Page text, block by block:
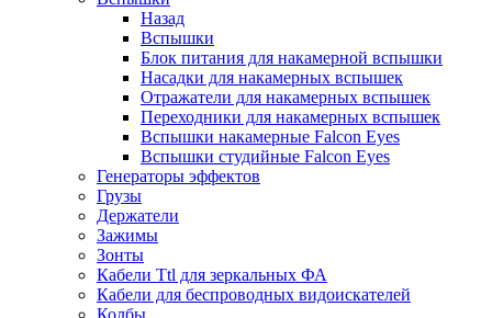
Назад
Вспышки
Блок питания для накамерной вспышки
Насадки для накамерных вспышек
Отражатели для накамерных вспышек
Переходники для накамерных вспышек
Вспышки накамерные Falcon Eyes
Вспышки студийные Falcon Eyes
Генераторы эффектов
Грузы
Держатели
Зажимы
Зонты
Кабели Ttl для зеркальных ФА
Кабели для беспроводных видоискателей
Колбы